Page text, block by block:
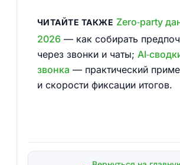
ЧИТАЙТЕ ТАКЖЕ Zero‑party
2026— как собирать
через звонки и чаты;
звонка — практический
и скорости фиксации итогов.